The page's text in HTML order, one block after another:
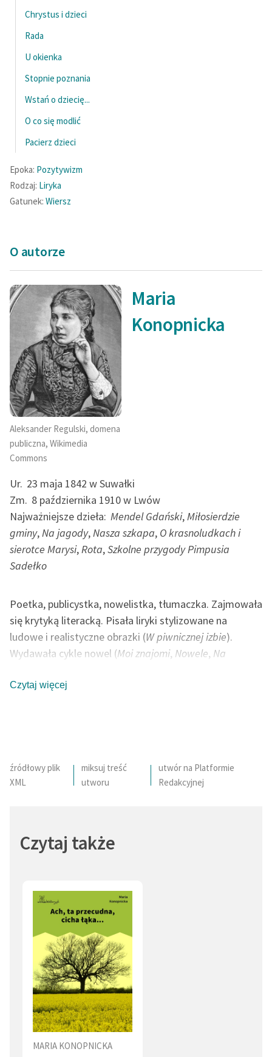
Chrystus i dzieci
Rada
U okienka
Stopnie poznania
Wstań o dziecię...
O co się modlić
Pacierz dzieci
Epoka: Pozytywizm
Rodzaj: Liryka
Gatunek: Wiersz
O autorze
Aleksander Regulski, domena
publiczna, Wikimedia
Commons
Maria
Konopnicka
Ur. 23 maja 1842 w Suwałki
Zm. 8 października 1910 w Lwów
Najważniejsze dzieła: Mendel Gdański,Miłosierdzie
gminy,Na jagody,Nasza szkapa, O krasnoludkach i
sierotce Marysi,Rota,Szkolne przygody Pimpusia
Sadełko
Poetka, publicystka, nowelistka, tłumaczka. Zajmowała
się krytyką literacką. Pisała liryki stylizowane na
ludowe i realistyczne obrazki (W piwnicznej izbie).
Wydawała cykle nowel (Moi znajomi, Nowele, Na
bajki ( Na jagody
Europie (Italia). Ostatnie lata życia poświęciła
poematowi
Pan Balcer w Brazylii .
Czytaj więcej
źródłowy plik
XML
miksuj treść
utworu
utwór na Platformie
Redakcyjnej
Czytaj także
MARIA KONOPNICKA